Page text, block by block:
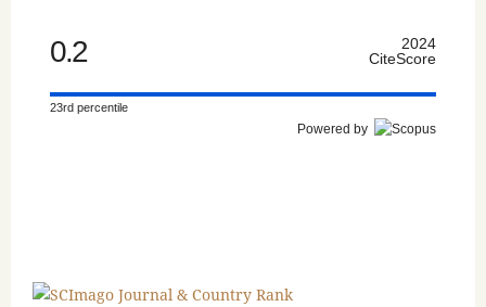
0.2
2024
CiteScore
23rd percentile
Powered by